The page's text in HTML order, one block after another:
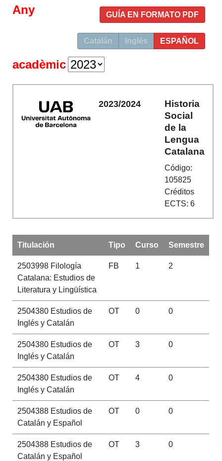
GUÍA EN FORMATO PDF
Catalán Inglés ESPAÑOL
Any
acadèmic
2023/2024
Historia
Social
de la
Lengua
Catalana
Código:
105825
Créditos
ECTS: 6
Titulación Tipo Curso Semestre
2503998Filología
Catalana: Estudios de
Literatura y Lingüística
FB 1 2
2504380Estudios de
Inglés y Catalán
OT 0 0
2504380Estudios de
Inglés y Catalán
OT 3 0
2504380Estudios de
Inglés y Catalán
OT 4 0
2504388Estudios de
Catalán y Español
OT 0 0
2504388Estudios de
Catalán y Español
OT 3 0